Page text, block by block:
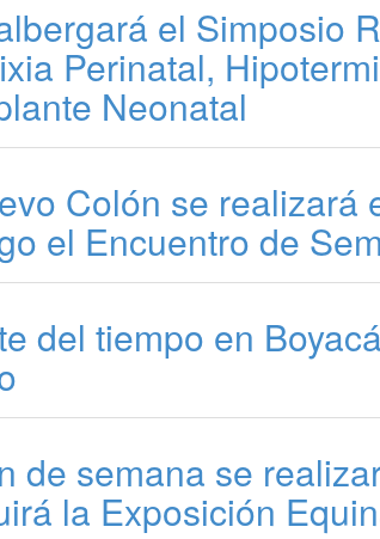
el Simposio
Perinatal,
Neonatal
Colón se realizará
el Encuentro de
del tiempo en
de semana se
la Exposición